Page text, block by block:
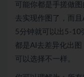
可能你都是手搓做
去实现作图了，而
5分钟就可以出5-10
都是AI去差异化出
可以选择不一样。